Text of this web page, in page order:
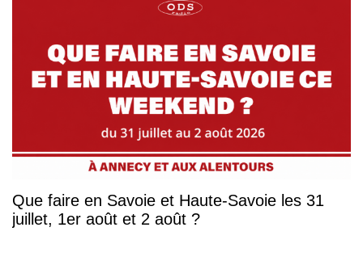
Que faire en Savoie et Haute-Savoie les 31
juillet, 1er août et 2 août ?